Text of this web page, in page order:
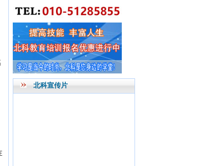
北科宣传片